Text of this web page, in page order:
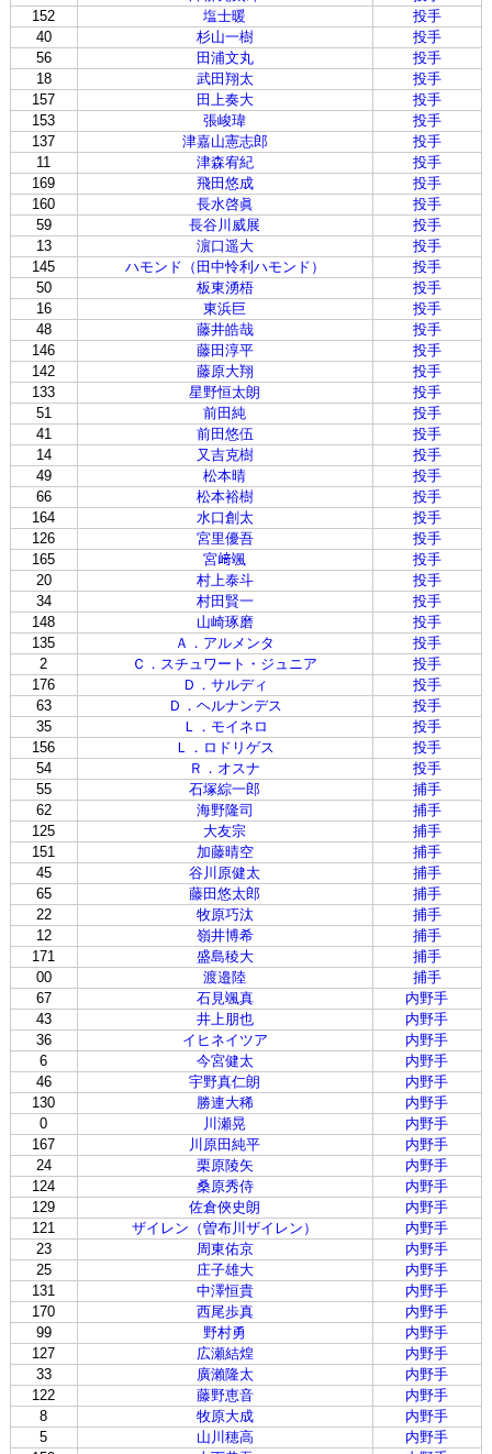
152
塩士暖
投手
40
杉山一樹
投手
56
田浦文丸
投手
18
武田翔太
投手
157
田上奏大
投手
153
張峻瑋
投手
137
津嘉山憲志郎
投手
11
津森宥紀
投手
169
飛田悠成
投手
160
長水啓眞
投手
59
長谷川威展
投手
13
濵口遥大
投手
145
ハモンド（田中怜利ハモンド）
投手
50
板東湧梧
投手
16
東浜巨
投手
48
藤井皓哉
投手
146
藤田淳平
投手
142
藤原大翔
投手
133
星野恒太朗
投手
51
前田純
投手
41
前田悠伍
投手
14
又吉克樹
投手
49
松本晴
投手
66
松本裕樹
投手
164
水口創太
投手
126
宮里優吾
投手
165
宮﨑颯
投手
20
村上泰斗
投手
34
村田賢一
投手
148
山崎琢磨
投手
135
Ａ．アルメンタ
投手
2
Ｃ．スチュワート・ジュニア
投手
176
Ｄ．サルディ
投手
63
Ｄ．ヘルナンデス
投手
35
Ｌ．モイネロ
投手
156
Ｌ．ロドリゲス
投手
54
Ｒ．オスナ
投手
55
石塚綜一郎
捕手
62
海野隆司
捕手
125
大友宗
捕手
151
加藤晴空
捕手
45
谷川原健太
捕手
65
藤田悠太郎
捕手
22
牧原巧汰
捕手
12
嶺井博希
捕手
171
盛島稜大
捕手
00
渡邉陸
捕手
67
石見颯真
内野手
43
井上朋也
内野手
36
イヒネイツア
内野手
6
今宮健太
内野手
46
宇野真仁朗
内野手
130
勝連大稀
内野手
0
川瀬晃
内野手
167
川原田純平
内野手
24
栗原陵矢
内野手
124
桑原秀侍
内野手
129
佐倉俠史朗
内野手
121
ザイレン（曽布川ザイレン）
内野手
23
周東佑京
内野手
25
庄子雄大
内野手
131
中澤恒貴
内野手
170
西尾歩真
内野手
99
野村勇
内野手
127
広瀬結煌
内野手
33
廣瀨隆太
内野手
122
藤野恵音
内野手
8
牧原大成
内野手
5
山川穂高
内野手